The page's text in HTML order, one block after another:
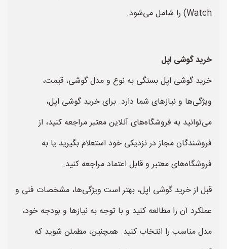
Watch) را شامل می‌شود.
خرید گوشی اپل
خرید گوشی اپل بستگی به نوع و مدل گوشی، قیمت،
ویژگی‌ها و نیازهای شما دارد. برای خرید گوشی اپل،
می‌توانید به فروشگاه‌های آنلاین معتبر مراجعه کنید، از
فروشندگان مجاز در نزدیکی خود استعلام بگیرید یا به
فروشگاه‌های معتبر و قابل اعتماد مراجعه کنید.
قبل از خرید گوشی اپل، بهتر است ویژگی‌ها، مشخصات فنی و
عملکرد آن را مطالعه کنید و با توجه به نیازها و بودجه خود،
مدل مناسب را انتخاب کنید. همچنین، مطمئن شوید که